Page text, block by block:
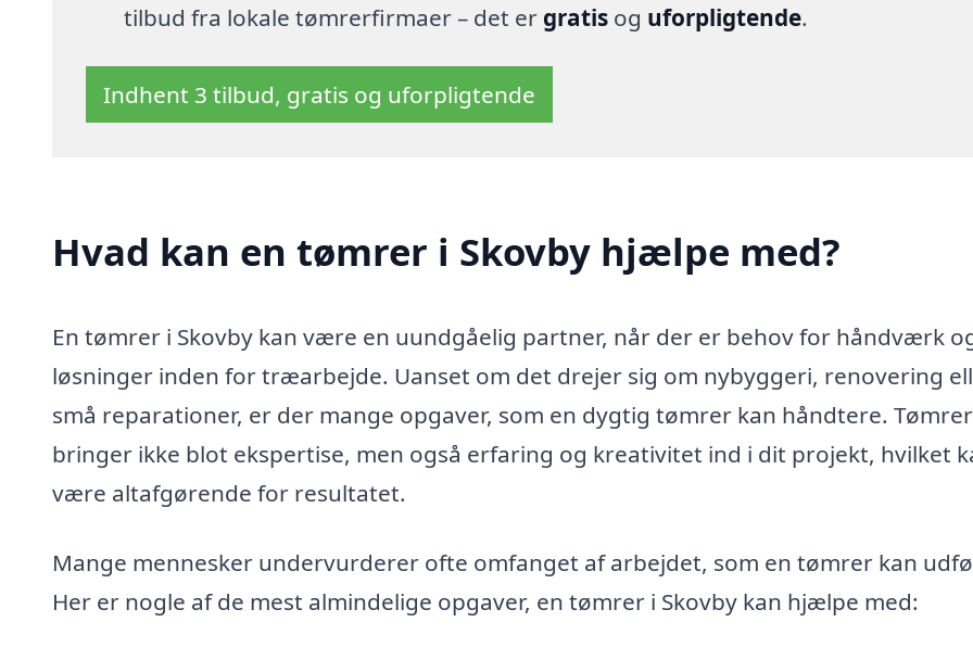
tilbud fra lokale tømrerfirmaer – det er gratisog uforpligtende.
Indhent 3 tilbud, gratis og uforpligtende
Hvad kan en tømrer i Skovby hjælpe med?
En tømrer i Skovby kan være en uundgåelig partner, når der er behov for håndværk
løsninger inden for træarbejde. Uanset om det drejer sig om nybyggeri, renovering
små reparationer, er der mange opgaver, som en dygtig tømrer kan håndtere.
bringer ikke blot ekspertise, men også erfaring og kreativitet ind i dit projekt, hvilket
være altafgørende for resultatet.
Mange mennesker undervurderer ofte omfanget af arbejdet, som en tømrer kan
Her er nogle af de mest almindelige opgaver, en tømrer i Skovby kan hjælpe med: